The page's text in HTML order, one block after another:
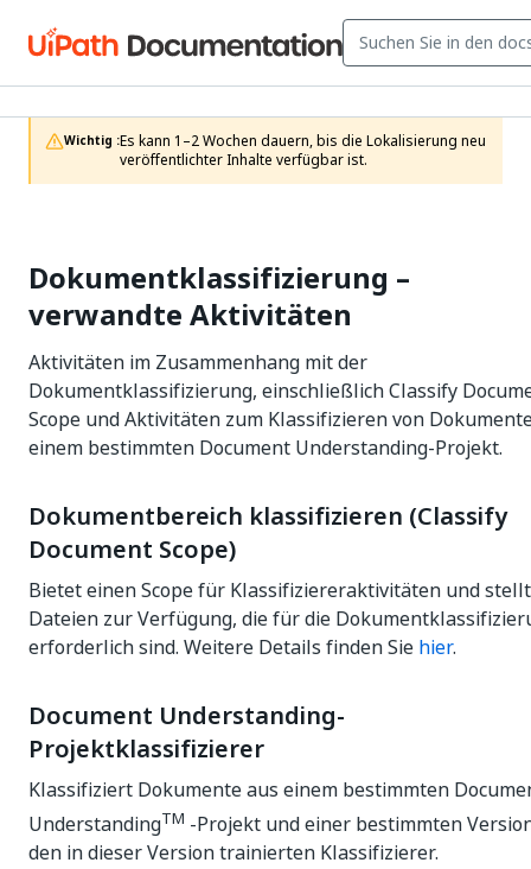
Wichtig :Es kann 1–2 Wochen dauern, bis die Lokalisierung neu
veröffentlichter Inhalte verfügbar ist.
Dokumentklassifizierung –
verwandte Aktivitäten
Aktivitäten im Zusammenhang mit der
Dokumentklassifizierung, einschließlich Classify
Scope und Aktivitäten zum Klassifizieren von
einem bestimmten Document Understanding-Projekt.
Dokumentbereich klassifizieren (Classify
Document Scope)
Bietet einen Scope für Klassifiziereraktivitäten und
Dateien zur Verfügung, die für die
erforderlich sind. Weitere Details finden Sie hier.
Document Understanding-
Projektklassifizierer
Klassifiziert Dokumente aus einem bestimmten
UnderstandingTM -Projekt und einer bestimmten
den in dieser Version trainierten Klassifizierer.